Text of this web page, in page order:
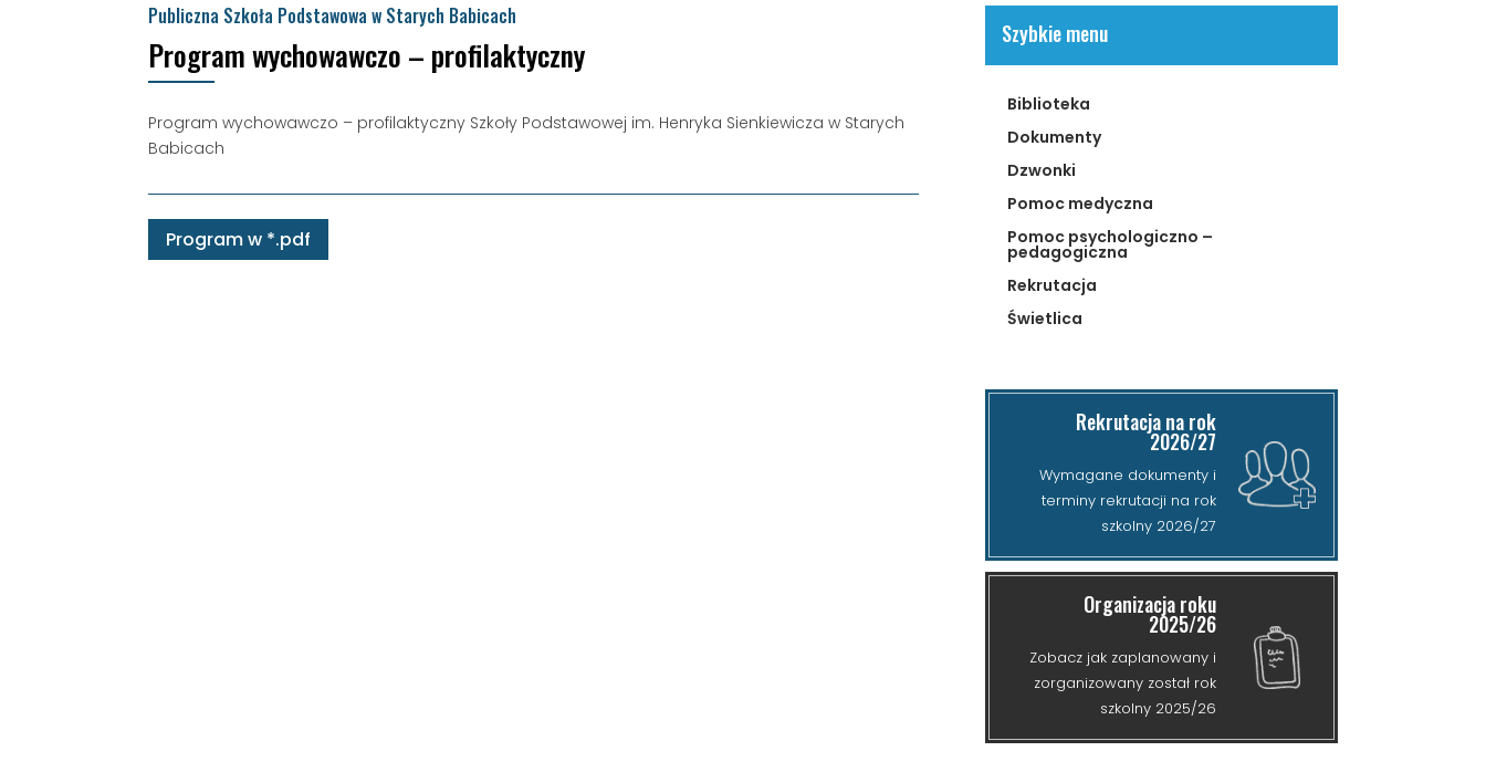
Publiczna Szkoła Podstawowa w Starych Babicach
Program wychowawczo – profilaktyczny
Program wychowawczo – profilaktyczny Szkoły Podstawowej im. Henryka Sienkiewicza w Starych
Babicach
Program w *.pdf
Szybkie menu
Biblioteka
Dokumenty
Dzwonki
Pomoc medyczna
Pomoc psychologiczno –
pedagogiczna
Rekrutacja
Świetlica
Rekrutacja na rok
2026/27
Wymagane dokumenty i
terminy rekrutacji na rok
szkolny 2026/27
Organizacja roku
2025/26
Zobacz jak zaplanowany i
zorganizowany został rok
szkolny 2025/26